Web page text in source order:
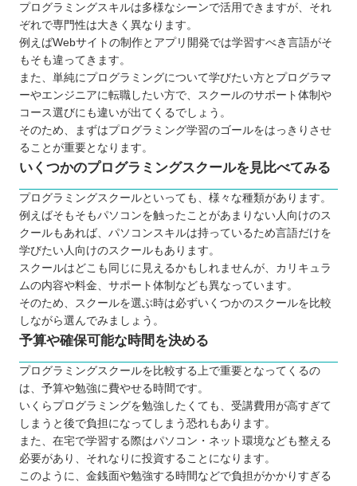
プログラミングスクールに通う5つのメリット
独学よりもモチベーションを維持しやすい
相談相手が身近にいる
効率的な学習を実現できる
転職や就職が有利になる
実務に役立つスキルが身に付く
プログラミングスクールに通う3つのデメリット
学びたい言語が選択できない場合がある
コストは独学よりもかかってしまう
スケジュールを柔軟に設定できない
どんなプログラミング言語を学ぶのが良いのか
子ども向けと大人向けにプログラミングスクールに
違いはあるか
お得にプログラミングスクールに通える制度
プログラミングスクールで挫折しないために
【長野】大人向けのおすすめプログラミングスクー
ル7選
TECH I.S.（テックアイエス）
RUNTEQ（ランテック）
ピュアパソコンスクール
パソコンレッスンcafé
Winスクール
プログラミングスキルは多様なシーンで活用できますが、それ
ぞれで専門性は大きく異なります。
例えばWebサイトの制作とアプリ開発では学習すべき言語がそ
もそも違ってきます。
また、単純にプログラミングについて学びたい方とプログラマ
ーやエンジニアに転職したい方で、スクールのサポート体制や
コース選びにも違いが出てくるでしょう。
そのため、まずはプログラミング学習のゴールをはっきりさせ
ることが重要となります。
いくつかのプログラミングスクールを見比べてみる
プログラミングスクールといっても、様々な種類があります。
例えばそもそもパソコンを触ったことがあまりない人向けのス
クールもあれば、パソコンスキルは持っているため言語だけを
学びたい人向けのスクールもあります。
スクールはどこも同じに見えるかもしれませんが、カリキュラ
ムの内容や料金、サポート体制なども異なっています。
そのため、スクールを選ぶ時は必ずいくつかのスクールを比較
しながら選んでみましょう。
予算や確保可能な時間を決める
プログラミングスクールを比較する上で重要となってくるの
は、予算や勉強に費やせる時間です。
いくらプログラミングを勉強したくても、受講費用が高すぎて
しまうと後で負担になってしまう恐れもあります。
また、在宅で学習する際はパソコン・ネット環境なども整える
必要があり、それなりに投資することになります。
このように、金銭面や勉強する時間などで負担がかかりすぎる